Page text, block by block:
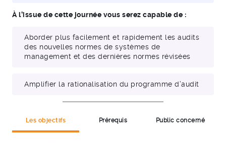
À l’issue de cette journée vous serez capable de :
Aborder plus facilement et rapidement les audits
des nouvelles normes de systèmes de
management et des dernières normes révisées
Amplifier la rationalisation du programme d’audit
Les objectifs Prérequis Public concerné